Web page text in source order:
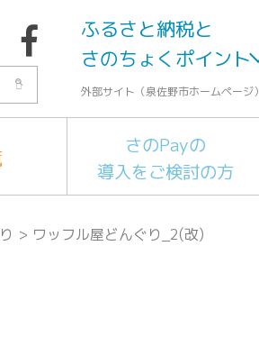
ふるさと納税と
さのちょくポイント
外部サイト（泉佐野市ホームページ）
さのPayの
導入をご検討の方
> ワッフル屋どんぐり_2(改)